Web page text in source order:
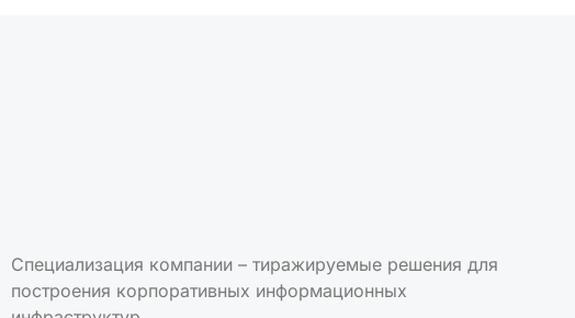
Специализация компании – тиражируемые решения для
построения корпоративных информационных